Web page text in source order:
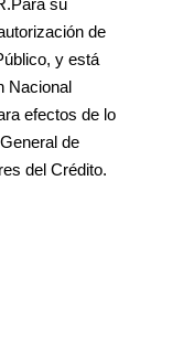
de
y está
Nacional
efectos de lo
de
del Crédito.